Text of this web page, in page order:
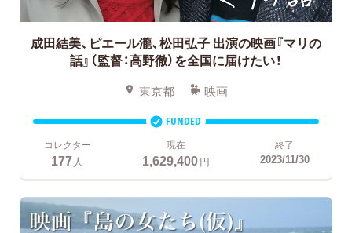
成田結美、ピエール瀧、松田弘子 出演の映画『マリの
話』（監督：高野徹）を全国に届けたい！
東京都 映画
FUNDED
コレクター
177 人
現在
1,629,400円
終了
2023/11/30